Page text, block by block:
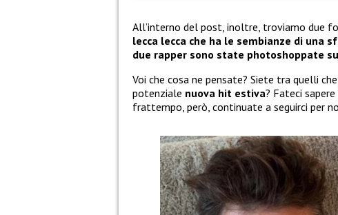
All’interno del post, inoltre, troviamo due
lecca lecca che ha le sembianze di una
due rapper sono state photoshoppate
Voi che cosa ne pensate? Siete tra quelli
potenziale nuova hit estiva? Fateci
frattempo, però, continuate a seguirci per